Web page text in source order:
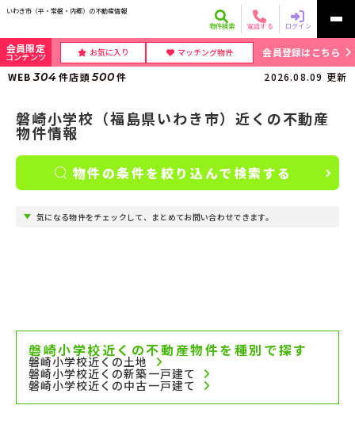
いわき市（平・常磐・内郷）の不動産情報
物件検索
電話する ログイン
会員限定
コンテンツ お気に入り マッチング物件
会員登録はこちら
WEB 304件店頭500件 2026.08.09 更新
磐崎小学校（福島県いわき市）近くの不動産
物件情報
物件の条件を絞り込んで検索する
気になる物件をチェックして、まとめてお問い合わせできます。
磐崎小学校近くの不動産物件を種別で探す
磐崎小学校近くの土地
磐崎小学校近くの新築一戸建て
磐崎小学校近くの中古一戸建て